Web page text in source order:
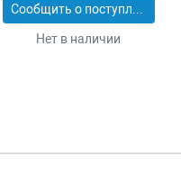
Сообщить о поступлении
Нет в наличии